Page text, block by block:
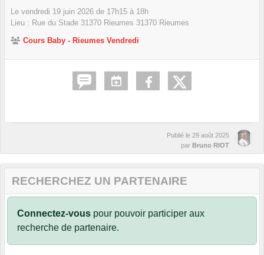
Le vendredi 19 juin 2026 de 17h15 à 18h
Lieu : Rue du Stade 31370 Rieumes 31370 Rieumes
Cours Baby - Rieumes Vendredi
Publié le 29 août 2025
par Bruno RIOT
RECHERCHEZ UN PARTENAIRE
Connectez-vous pour pouvoir participer aux
recherche de partenaire.